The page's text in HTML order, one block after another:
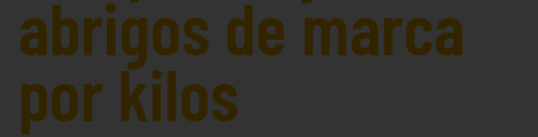
abrigos de marca
por kilos